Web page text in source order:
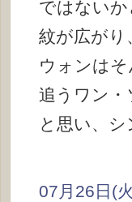
ではないか
紋が広がり
ウォンは
追うワン・
と思い、シ
07月26日(